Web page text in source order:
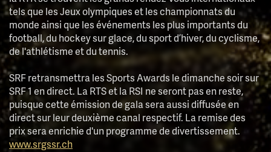
tels que les Jeux olympiques et les championnats du
monde ainsi que les événements les plus importants du
football, du hockey sur glace, du sport d’hiver, du cyclisme,
de l'athlétisme et du tennis.
SRF retransmettra les Sports Awards le dimanche soir sur
SRF 1 en direct. La RTS et la RSI ne seront pas en reste,
puisque cette émission de gala sera aussi diffusée en
direct sur leur deuxième canal respectif. La remise des
prix sera enrichie d'un programme de divertissement.
www.srgssr.ch